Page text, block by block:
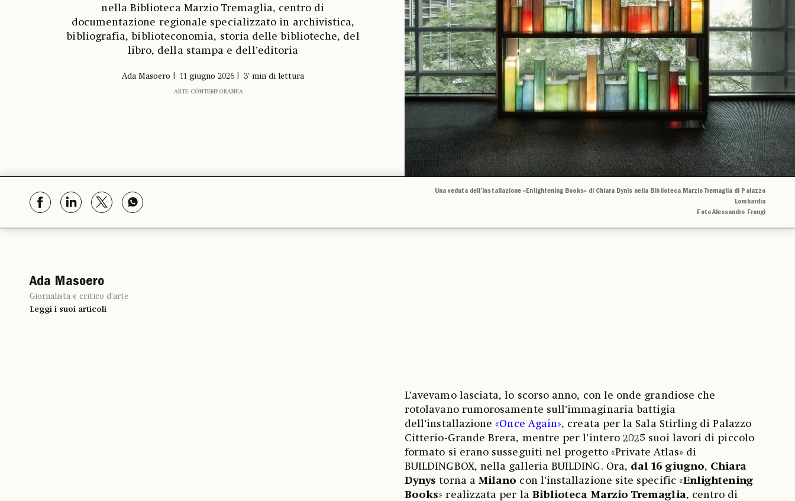
nella Biblioteca Marzio Tremaglia, centro di
documentazione regionale specializzato in archivistica,
bibliografia, biblioteconomia, storia delle biblioteche, del
libro, della stampa e dell’editoria
Ada Masoero 11 giugno 2026 3' min di lettura
ARTE CONTEMPORANEA
Una veduta dell’installazione «Enlightening Books» di Chiara Dynis nella Biblioteca Marzio Tremaglia di Palazzo
Lombardia
Foto Alessandro Frangi
Ada Masoero
Giornalista e critico d’arte
Leggi i suoi articoli
L’avevamo lasciata, lo scorso anno, con le onde grandiose che
rotolavano rumorosamente sull’immaginaria battigia
dell’installazione «Once Again», creata per la Sala Stirling di Palazzo
Citterio-Grande Brera, mentre per l’intero 2025 suoi lavori di piccolo
formato si erano susseguiti nel progetto «Private Atlas» di
BUILDINGBOX, nella galleria BUILDING. Ora, dal 16 giugno, Chiara
Dynys torna a Milano con l’installazione site specific «Enlightening
Books» realizzata per la Biblioteca Marzio Tremaglia, centro di